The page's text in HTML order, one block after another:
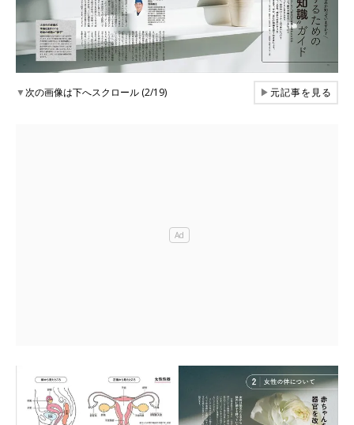
▼次の画像は下へスクロール (2/19) ▶元記事を見る